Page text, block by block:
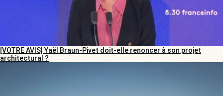
[VOTRE AVIS] Yaël Braun-Pivet doit-elle renoncer à son projet
architectural ?